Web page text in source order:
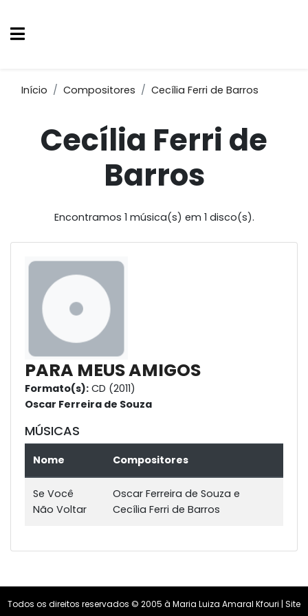
Início Compositores Cecília Ferri de Barros
Cecília Ferri de
Barros
Encontramos 1 música(s) em 1 disco(s).
PARA MEUS AMIGOS
Formato(s): CD (2011)
Oscar Ferreira de Souza
MÚSICAS
Nome Compositores
Se Você
Não Voltar
Oscar Ferreira de Souza e
Cecília Ferri de Barros
Todos os direitos reservados © 2005 à Maria Luiza Amaral Kfouri | Site